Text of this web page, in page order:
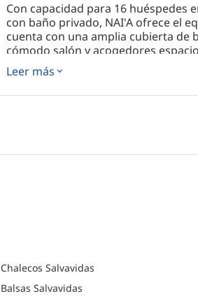
Con capacidad para 16 huéspedes
con baño privado, NAI'A ofrece el
cuenta con una amplia cubierta de
cómodo salón y acogedores
entre inmersiones.
coral blando hasta canales
macroespecies, todo ello guiado
Leer más
Chalecos Salvavidas
Balsas Salvavidas